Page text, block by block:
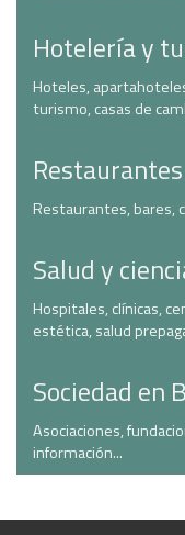
Hotelería y
Hoteles,
turismo, casas de
Restaurantes, bares,
Salud y
Hospitales, clínicas,
estética, salud
Sociedad en
Asociaciones,
información...